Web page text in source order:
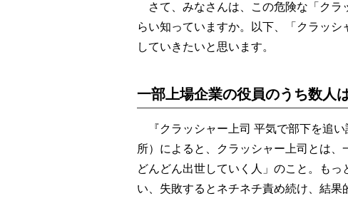
さて、みなさんは、この危険な「クラ
らい知っていますか。以下、「クラッ
していきたいと思います。
一部上場企業の役員のうち数人
『クラッシャー上司 平気で部下を追
所）によると、クラッシャー上司とは、
どんどん出世していく人」のこと。も
い、失敗するとネチネチ責め続け、結果